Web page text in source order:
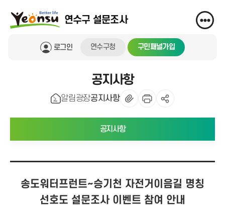
연수구 설문조사
로그인 연수구청 구민패널가입
공지사항
알림광장공지사항
공지사항
송도워터프런트~승기천 자전거이음길 명칭
선호도 설문조사 이벤트 참여 안내